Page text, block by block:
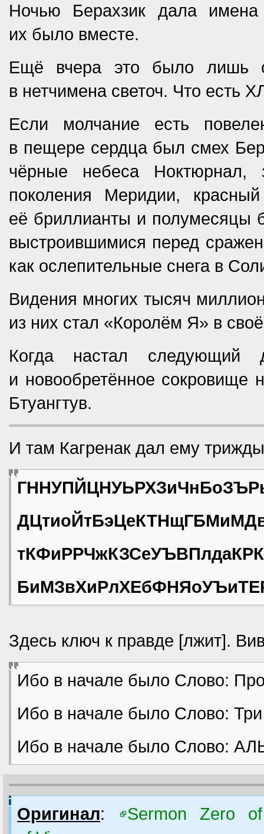
Ночью Берахзик дала
их было вместе.
Ещё вчера это было лишь
в нетчимена светоч. Что
Если молчание есть
в пещере сердца был смех
чёрные небеса Ноктюрнал,
поколения Меридии,
её бриллианты и полумесяцы
выстроившимися перед
как ослепительные снега в
Видения многих тысяч
из них стал «Королём Я» в
Когда настал следующий
и новообретённое сокровище
Бтуангтув.
И там Кагренак дал ему
Здесь ключ к правде [лжит].
Ибо в начале было Слово:
Ибо в начале было Слово:
Ибо в начале было Слово:
Оригинал:
Sermon Zero